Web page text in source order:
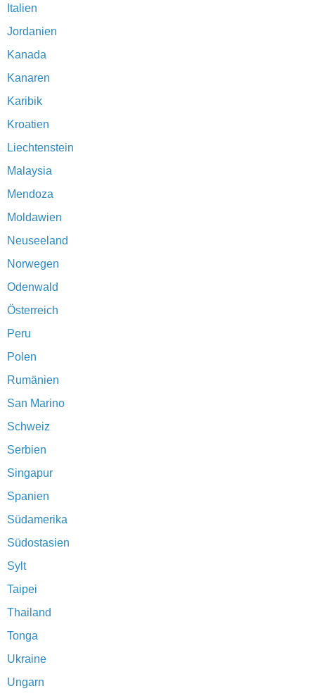
Italien
Jordanien
Kanada
Kanaren
Karibik
Kroatien
Liechtenstein
Malaysia
Mendoza
Moldawien
Neuseeland
Norwegen
Odenwald
Österreich
Peru
Polen
Rumänien
San Marino
Schweiz
Serbien
Singapur
Spanien
Südamerika
Südostasien
Sylt
Taipei
Thailand
Tonga
Ukraine
Ungarn